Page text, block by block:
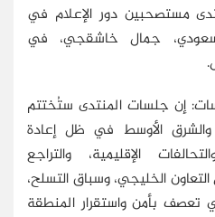
مستصحبين دور الإعلام في
جمال خاشقجي، في
إن جلسات المنتدى ستُختتم
الأوسط في ظل إعادة
الإقليمية، والتراجع
الخليجي، وسباق التسلح،
تعصف بأمن واستقرار المنطقة